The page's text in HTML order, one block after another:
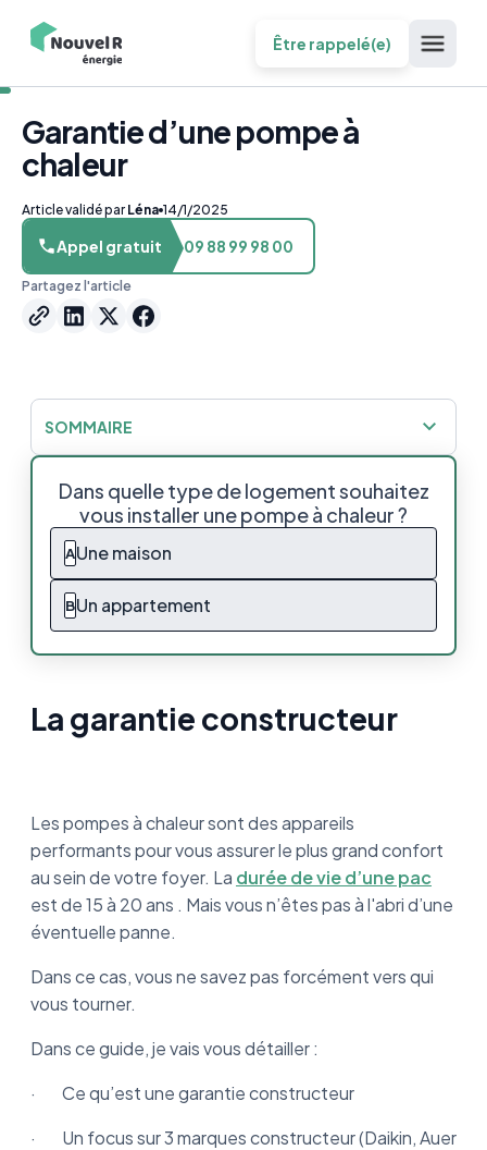
Être rappelé(e)
Garantie d’une pompe à
chaleur
Article validé par Léna 14/1/2025
Appel gratuit 09 88 99 98 00
Partagez l'article
Dans quelle type de logement souhaitez
vous installer une pompe à chaleur ?
AUne maison
BUn appartement
La garantie constructeur
Les pompes à chaleur sont des appareils
performants pour vous assurer le plus grand confort
au sein de votre foyer. La durée de vie d’une pac
est de 15 à 20 ans . Mais vous n’êtes pas à l'abri d’une
éventuelle panne.
Dans ce cas, vous ne savez pas forcément vers qui
vous tourner.
Dans ce guide, je vais vous détailler :
· Ce qu’est une garantie constructeur
· Un focus sur 3 marques constructeur (Daikin, Auer
SOMMAIRE
Qu’est-ce qu’une garantie constructeur
L’assurance décennale des pompes à
chaleur : quelles spécificités